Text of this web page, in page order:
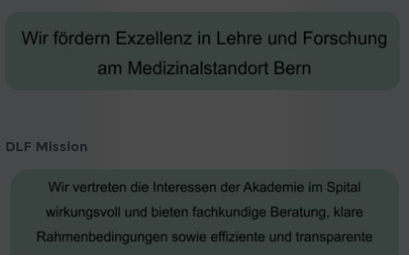
DLF Mission